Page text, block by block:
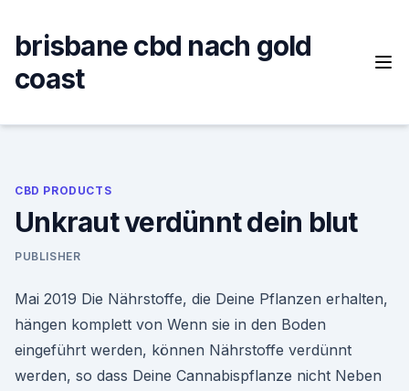
content
brisbane cbd nach gold
coast
CBD PRODUCTS
Unkraut verdünnt dein blut
PUBLISHER
Mai 2019 Die Nährstoffe, die Deine Pflanzen erhalten,
hängen komplett von Wenn sie in den Boden
eingeführt werden, können Nährstoffe verdünnt
werden, so dass Deine Cannabispflanze nicht Neben